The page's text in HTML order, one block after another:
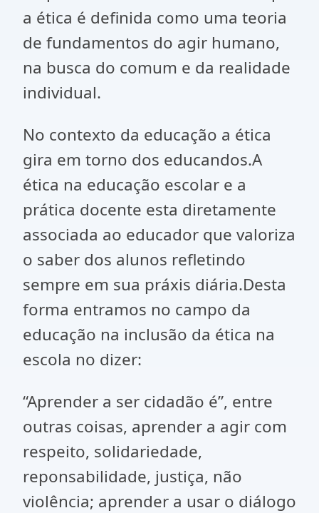
a ética é definida como uma teoria
de fundamentos do agir humano,
na busca do comum e da realidade
individual.
No contexto da educação a ética
gira em torno dos educandos.A
ética na educação escolar e a
prática docente esta diretamente
associada ao educador que valoriza
o saber dos alunos refletindo
sempre em sua práxis diária.Desta
forma entramos no campo da
educação na inclusão da ética na
escola no dizer:
“Aprender a ser cidadão é”, entre
outras coisas, aprender a agir com
respeito, solidariedade,
reponsabilidade, justiça, não
violência; aprender a usar o diálogo